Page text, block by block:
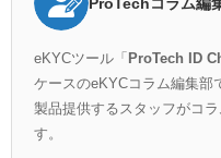
eKYCツール「 ProTech ID
ケースのeKYCコラム編集部
製品提供するスタッフがコ
す。